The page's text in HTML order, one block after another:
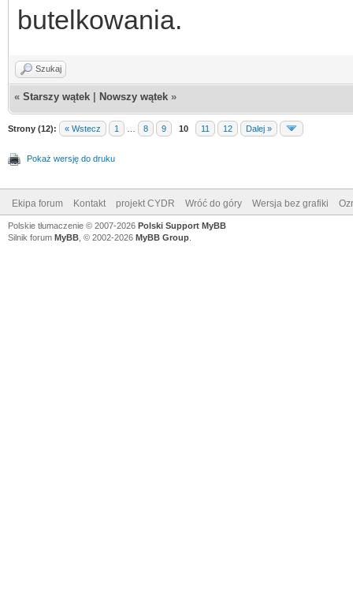
butelkowania.
Szukaj
« Starszy wątek Nowszy wątek »
Strony (12): « Wstecz 1 8 9 10 11 12 Dalej »
Pokaż wersję do druku
Ekipa forum Kontakt projekt CYDR Wróć do góry Wersja bez grafiki
Polskie tłumaczenie © 2007-2026 Polski Support MyBB
Silnik forum MyBB , © 2002-2026 MyBB Group